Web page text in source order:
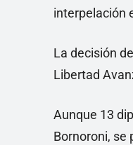
interpelación
La decisión
Libertad
Aunque 13
Bornoroni, se